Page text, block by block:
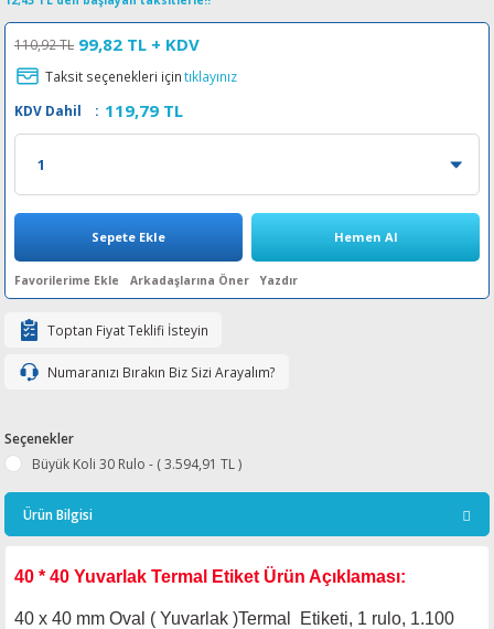
Ribon
CP
Pro
110,92 TL 99,82 TL + KDV
Taksit seçenekleri içintıklayınız
KDV Dahil
: 119,79 TL
Sepete Ekle Hemen Al
Arkadaşlarına Öner Yazdır
Toptan Fiyat Teklifi İsteyin
Numaranızı Bırakın Biz Sizi Arayalım?
Seçenekler
Büyük Koli 30 Rulo - ( 3.594,91 TL )
Ürün Bilgisi
40 * 40 Yuvarlak Termal Etiket Ürün Açıklaması:
40 x 40 mm Oval ( Yuvarlak )Termal Etiketi, 1 rulo, 1.100